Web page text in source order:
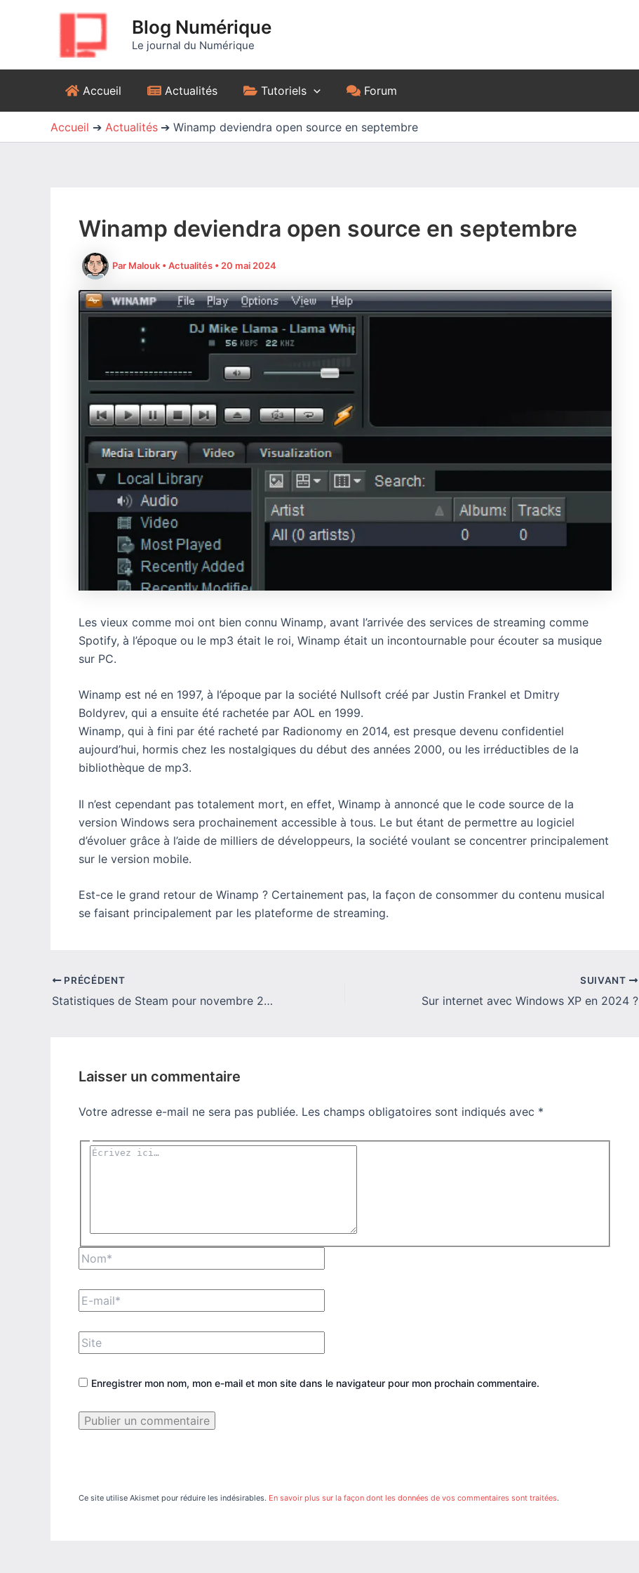
Blog Numérique
Le journal du Numérique
Accueil Actualités Tutoriels Forum
Accueil Actualités Winamp deviendra open source en septembre
Winamp deviendra open source en septembre
Par Malouk •Actualités • 20 mai 2024
Les vieux comme moi ont bien connu Winamp, avant l’arrivée des services de streaming comme
Spotify, à l’époque ou le mp3 était le roi, Winamp était un incontournable pour écouter sa musique
sur PC.
Winamp est né en 1997, à l’époque par la société Nullsoft créé par Justin Frankel et Dmitry
Boldyrev, qui a ensuite été rachetée par AOL en 1999.
Winamp, qui à fini par été racheté par Radionomy en 2014, est presque devenu confidentiel
aujourd’hui, hormis chez les nostalgiques du début des années 2000, ou les irréductibles de la
bibliothèque de mp3.
Il n’est cependant pas totalement mort, en effet, Winamp à annoncé que le code source de la
version Windows sera prochainement accessible à tous. Le but étant de permettre au logiciel
d’évoluer grâce à l’aide de milliers de développeurs, la société voulant se concentrer principalement
sur le version mobile.
Est-ce le grand retour de Winamp ? Certainement pas, la façon de consommer du contenu musical
se faisant principalement par les plateforme de streaming.
PRÉCÉDENT
Statistiques de Steam pour novembre 2023 (Windows 10 VS 11)
SUIVANT
Sur internet avec Windows XP en 2024 ?
Laisser un commentaire
Votre adresse e-mail ne sera pas publiée. Les champs obligatoires sont indiqués avec *
Écrivez
Nom*
E-
mail*
Site
Enregistrer mon nom, mon e-mail et mon site dans le navigateur pour mon prochain commentaire.
Ce site utilise Akismet pour réduire les indésirables. En savoir plus sur la façon dont les données de vos commentaires sont traitées.